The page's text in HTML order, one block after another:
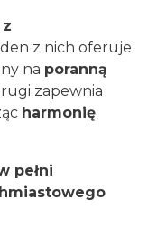
z nich oferuje
na poranną
zapewnia
harmonię
pełni